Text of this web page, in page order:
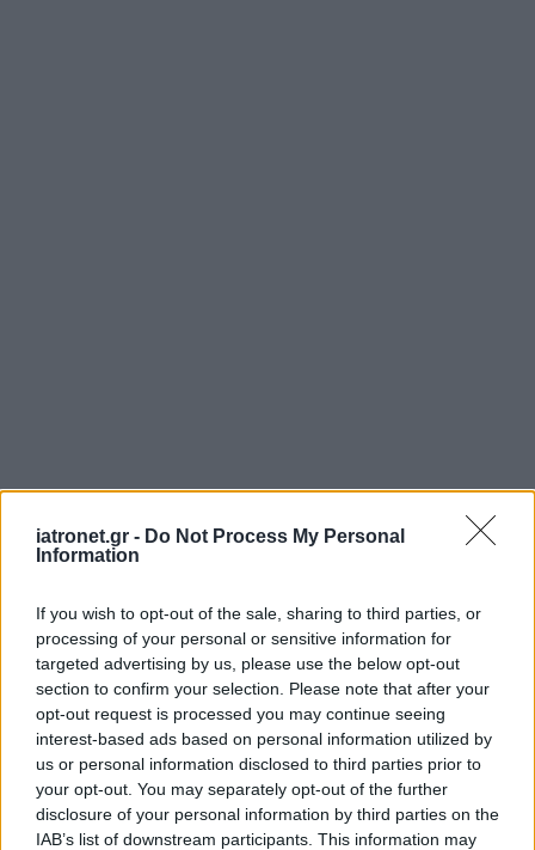
iatronet.gr - Do Not Process My Personal
Information
If you wish to opt-out of the sale, sharing to third parties, or
processing of your personal or sensitive information for
targeted advertising by us, please use the below opt-out
section to confirm your selection. Please note that after your
opt-out request is processed you may continue seeing
interest-based ads based on personal information utilized by
us or personal information disclosed to third parties prior to
your opt-out. You may separately opt-out of the further
disclosure of your personal information by third parties on the
IAB’s list of downstream participants. This information may
ΜΠΕΙΤΕ ΣΤΗ ΣΥΖΗΤΗΣΗ